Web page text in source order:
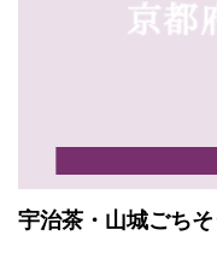
宇治茶・山城ごち